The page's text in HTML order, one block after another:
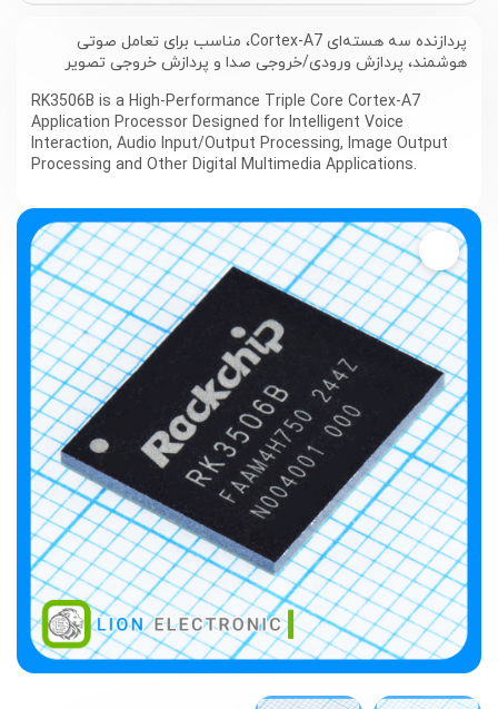
پردازنده سه هسته‌ای Cortex-A7، مناسب برای تعامل صوتی
هوشمند، پردازش ورودی/خروجی صدا و پردازش خروجی تصویر
RK3506B is a High-Performance Triple Core Cortex-A7
Application Processor Designed for Intelligent Voice
Interaction, Audio Input/Output Processing, Image Output
Processing and Other Digital Multimedia Applications.